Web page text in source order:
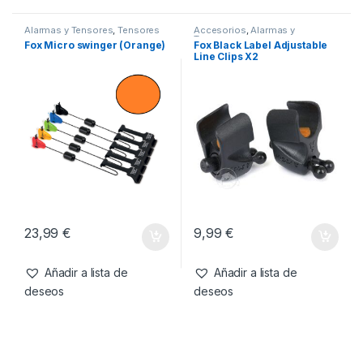
Alarmas y Tensores,Tensores
Fox Micro swinger (Orange)
23,99€
Añadir a lista de
deseos
Accesorios,Alarmas y
Tensores
Fox Black Label Adjustable
Line Clips X2
9,99€
Añadir a lista de
deseos